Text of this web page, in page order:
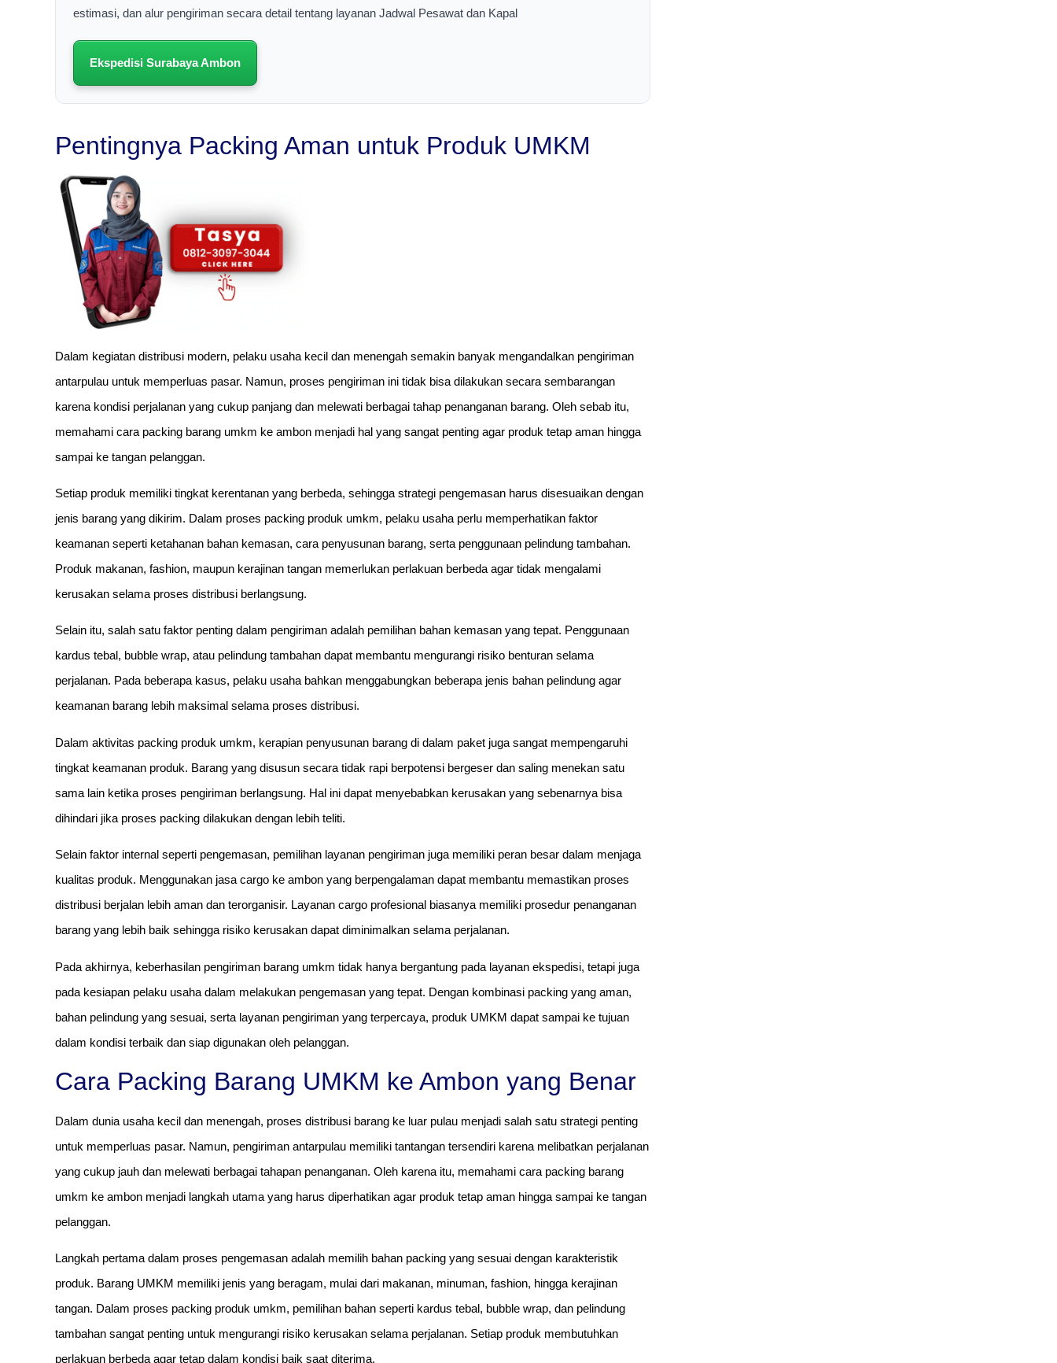
estimasi, dan alur pengiriman secara detail tentang layanan Jadwal Pesawat dan Kapal
Ekspedisi Surabaya Ambon
Pentingnya Packing Aman untuk Produk UMKM
Dalam kegiatan distribusi modern, pelaku usaha kecil dan menengah semakin banyak mengandalkan pengiriman
antarpulau untuk memperluas pasar. Namun, proses pengiriman ini tidak bisa dilakukan secara sembarangan
karena kondisi perjalanan yang cukup panjang dan melewati berbagai tahap penanganan barang. Oleh sebab itu,
memahami cara packing barang umkm ke ambon menjadi hal yang sangat penting agar produk tetap aman hingga
sampai ke tangan pelanggan.
Setiap produk memiliki tingkat kerentanan yang berbeda, sehingga strategi pengemasan harus disesuaikan dengan
jenis barang yang dikirim. Dalam proses packing produk umkm, pelaku usaha perlu memperhatikan faktor
keamanan seperti ketahanan bahan kemasan, cara penyusunan barang, serta penggunaan pelindung tambahan.
Produk makanan, fashion, maupun kerajinan tangan memerlukan perlakuan berbeda agar tidak mengalami
kerusakan selama proses distribusi berlangsung.
Selain itu, salah satu faktor penting dalam pengiriman adalah pemilihan bahan kemasan yang tepat. Penggunaan
kardus tebal, bubble wrap, atau pelindung tambahan dapat membantu mengurangi risiko benturan selama
perjalanan. Pada beberapa kasus, pelaku usaha bahkan menggabungkan beberapa jenis bahan pelindung agar
keamanan barang lebih maksimal selama proses distribusi.
Dalam aktivitas packing produk umkm, kerapian penyusunan barang di dalam paket juga sangat mempengaruhi
tingkat keamanan produk. Barang yang disusun secara tidak rapi berpotensi bergeser dan saling menekan satu
sama lain ketika proses pengiriman berlangsung. Hal ini dapat menyebabkan kerusakan yang sebenarnya bisa
dihindari jika proses packing dilakukan dengan lebih teliti.
Selain faktor internal seperti pengemasan, pemilihan layanan pengiriman juga memiliki peran besar dalam menjaga
kualitas produk. Menggunakan jasa cargo ke ambon yang berpengalaman dapat membantu memastikan proses
distribusi berjalan lebih aman dan terorganisir. Layanan cargo profesional biasanya memiliki prosedur penanganan
barang yang lebih baik sehingga risiko kerusakan dapat diminimalkan selama perjalanan.
Pada akhirnya, keberhasilan pengiriman barang umkm tidak hanya bergantung pada layanan ekspedisi, tetapi juga
pada kesiapan pelaku usaha dalam melakukan pengemasan yang tepat. Dengan kombinasi packing yang aman,
bahan pelindung yang sesuai, serta layanan pengiriman yang terpercaya, produk UMKM dapat sampai ke tujuan
dalam kondisi terbaik dan siap digunakan oleh pelanggan.
Cara Packing Barang UMKM ke Ambon yang Benar
Dalam dunia usaha kecil dan menengah, proses distribusi barang ke luar pulau menjadi salah satu strategi penting
untuk memperluas pasar. Namun, pengiriman antarpulau memiliki tantangan tersendiri karena melibatkan perjalanan
yang cukup jauh dan melewati berbagai tahapan penanganan. Oleh karena itu, memahami cara packing barang
umkm ke ambon menjadi langkah utama yang harus diperhatikan agar produk tetap aman hingga sampai ke tangan
pelanggan.
Langkah pertama dalam proses pengemasan adalah memilih bahan packing yang sesuai dengan karakteristik
produk. Barang UMKM memiliki jenis yang beragam, mulai dari makanan, minuman, fashion, hingga kerajinan
tangan. Dalam proses packing produk umkm, pemilihan bahan seperti kardus tebal, bubble wrap, dan pelindung
tambahan sangat penting untuk mengurangi risiko kerusakan selama perjalanan. Setiap produk membutuhkan
perlakuan berbeda agar tetap dalam kondisi baik saat diterima.